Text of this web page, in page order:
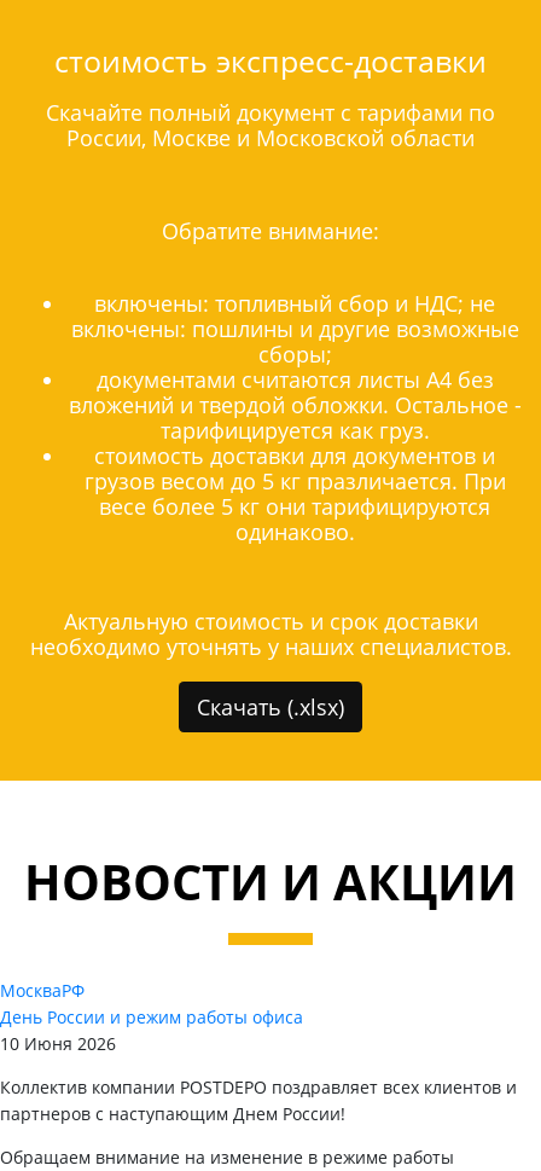
стоимость экспресс-доставки
Скачайте полный документ с тарифами по
России, Москве и Московской области
Обратите внимание:
включены: топливный сбор и НДС; не
включены: пошлины и другие возможные
сборы;
документами считаются листы А4 без
вложений и твердой обложки. Остальное -
тарифицируется как груз.
стоимость доставки для документов и
грузов весом до 5 кг празличается. При
весе более 5 кг они тарифицируются
одинаково.
Актуальную стоимость и срок доставки
необходимо уточнять у наших специалистов.
Скачать (.xlsx)
НОВОСТИ И АКЦИИ
МоскваРФ
День России и режим работы офиса
10 Июня 2026
Коллектив компании POSTDEPO поздравляет всех клиентов и
партнеров с наступающим Днем России!
Обращаем внимание на изменение в режиме работы